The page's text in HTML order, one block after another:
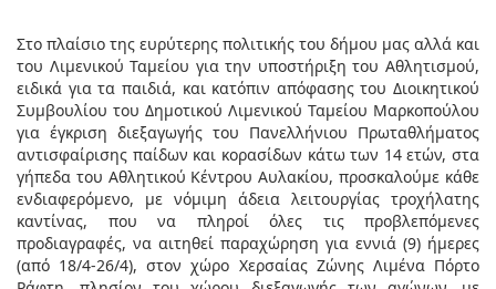
Στο πλαίσιο της ευρύτερης πολιτικής του δήμου μας αλλά και
του Λιμενικού Ταμείου για την υποστήριξη του Αθλητισμού,
ειδικά για τα παιδιά, και κατόπιν απόφασης του Διοικητικού
Συμβουλίου του Δημοτικού Λιμενικού Ταμείου Μαρκοπούλου
για έγκριση διεξαγωγής του Πανελλήνιου Πρωταθλήματος
αντισφαίρισης παίδων και κορασίδων κάτω των 14 ετών, στα
γήπεδα του Αθλητικού Κέντρου Αυλακίου, προσκαλούμε κάθε
ενδιαφερόμενο, με νόμιμη άδεια λειτουργίας τροχήλατης
καντίνας, που να πληροί όλες τις προβλεπόμενες
προδιαγραφές, να αιτηθεί παραχώρηση για εννιά (9) ήμερες
(από 18/4-26/4), στον χώρο Χερσαίας Ζώνης Λιμένα Πόρτο